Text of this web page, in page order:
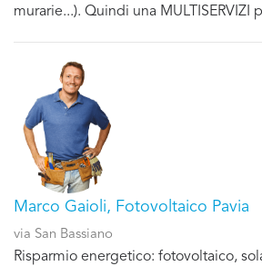
murarie...). Quindi una MULTISERVIZI
Marco Gaioli, Fotovoltaico Pavia
via San Bassiano
Risparmio energetico: fotovoltaico,